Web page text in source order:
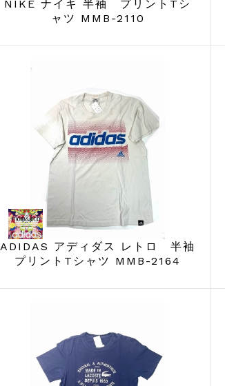
NIKE ナイキ 半袖 プリントTシ
ャツ MMB-2110
ADIDAS アディダス レトロ 半袖
プリントTシャツ MMB-2164